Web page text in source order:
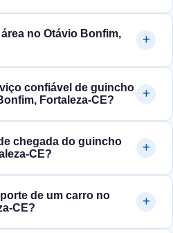
no Otávio Bonfim,
confiável de guincho
Fortaleza‑CE?
chegada do guincho
de um carro no